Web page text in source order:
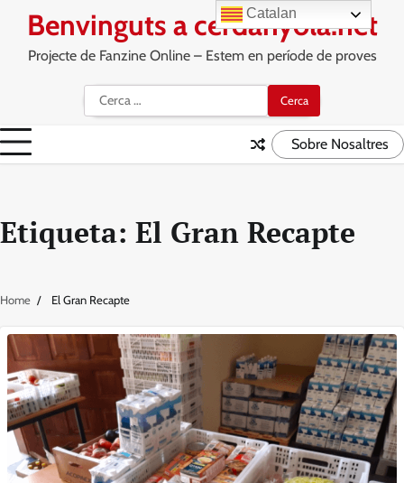
content
Benvinguts a cerdanyola.net
Projecte de Fanzine Online – Estem en període de proves
Cerca:
Sobre Nosaltres
Etiqueta: El Gran Recapte
Home El Gran Recapte
Catalan